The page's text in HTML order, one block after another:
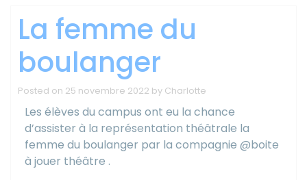
La femme du
boulanger
Posted on 25 novembre 2022 by Charlotte
Les élèves du campus ont eu la chance
d’assister à la représentation théâtrale la
femme du boulanger par la compagnie @boite
à jouer théâtre .